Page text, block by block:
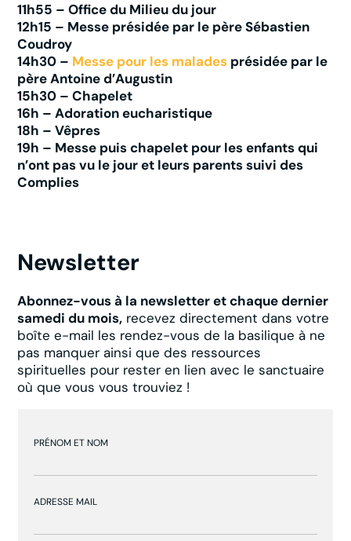
11h55 – Office du Milieu du jour
12h15 – Messe présidée par le père Sébastien
Coudroy
14h30 – Messe pour les malades présidée par le
père Antoine d’Augustin
15h30 – Chapelet
16h – Adoration eucharistique
18h – Vêpres
19h – Messe puis chapelet pour les enfants qui
n’ont pas vu le jour et leurs parents suivi des
Complies
Newsletter
Abonnez-vous à la newsletter et chaque dernier
samedi du mois, recevez directement dans votre
boîte e-mail les rendez-vous de la basilique à ne
pas manquer ainsi que des ressources
spirituelles pour rester en lien avec le sanctuaire
où que vous vous trouviez !
PRÉNOM ET NOM
ADRESSE MAIL